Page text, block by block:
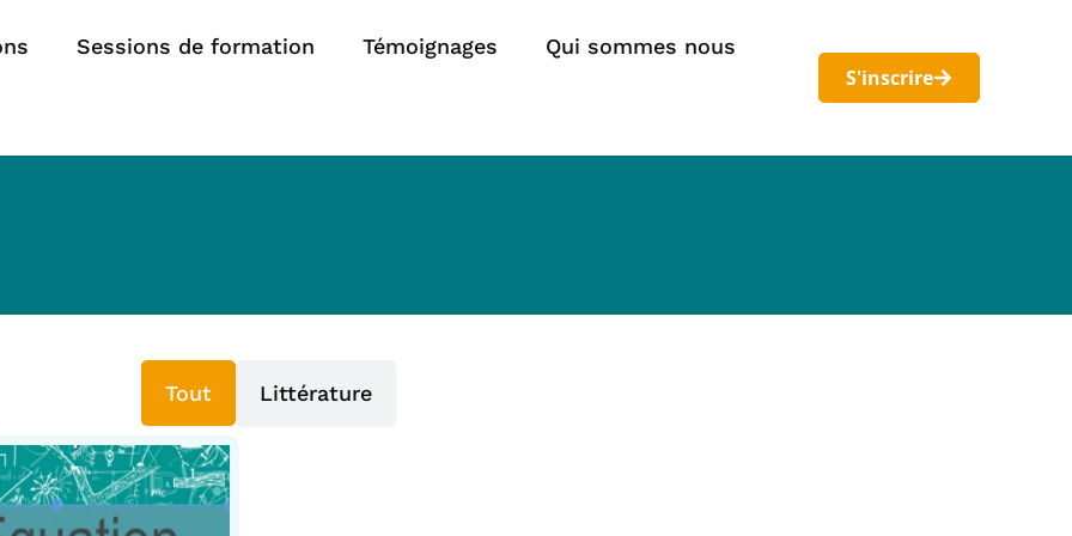
Sessions de formation Témoignages Qui sommes nous
S'inscrire
Littérature
Tout